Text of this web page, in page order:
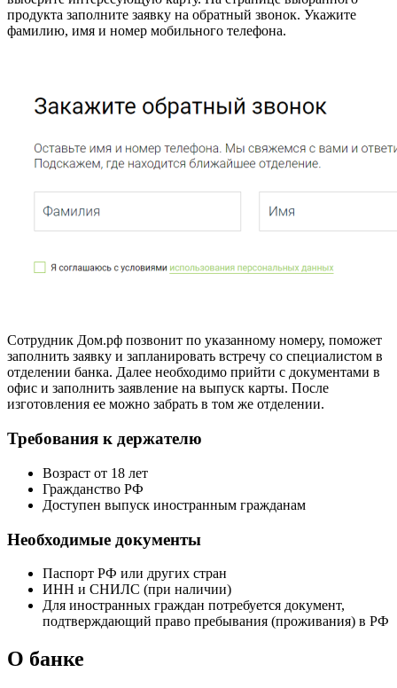
продукта заполните заявку на обратный звонок. Укажите
фамилию, имя и номер мобильного телефона.
Сотрудник Дом.рф позвонит по указанному номеру, поможет
заполнить заявку и запланировать встречу со специалистом в
отделении банка. Далее необходимо прийти с документами в
офис и заполнить заявление на выпуск карты. После
изготовления ее можно забрать в том же отделении.
Требования к держателю
Возраст от 18 лет
Гражданство РФ
Доступен выпуск иностранным гражданам
Необходимые документы
Паспорт РФ или других стран
ИНН и СНИЛС (при наличии)
Для иностранных граждан потребуется документ,
подтверждающий право пребывания (проживания) в РФ
О банке